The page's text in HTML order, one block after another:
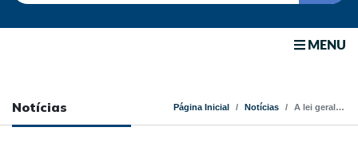
MENU
Notícias Página Inicial Notícias A lei geral de proteção de dados estabelece regras sobre o uso das informações pessoais dos brasileiros